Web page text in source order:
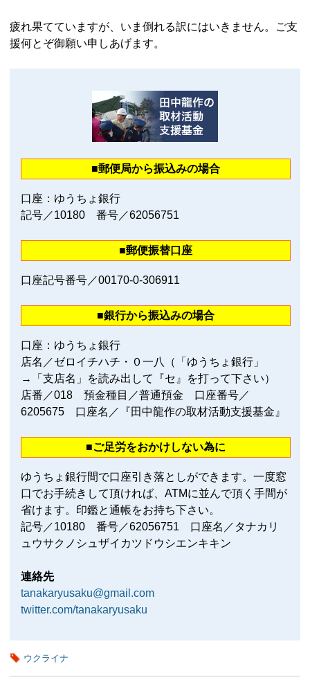
疲れ果てていますが、いま倒れる訳にはいきません。ご支
援何とぞ御願い申しあげます。
■郵便局から振込みの場合
口座：ゆうちょ銀行
記号／10180 番号／62056751
■郵便振替口座
口座記号番号／00170‐0‐306911
■銀行から振込みの場合
口座：ゆうちょ銀行
店名／ゼロイチハチ・０一八（「ゆうちょ銀行」
→「支店名」を読み出して『セ』を打って下さい）
店番／018 預金種目／普通預金 口座番号／
6205675 口座名／『田中龍作の取材活動支援基金』
■ご足労をおかけしない為に
ゆうちょ銀行間で口座引き落としができます。一度窓
口でお手続きして頂ければ、ATMに並んで頂く手間が
省けます。印鑑と通帳をお持ち下さい。
記号／10180 番号／62056751 口座名／タナカリ
ュウサクノシュザイカツドウシエンキキン
連絡先
tanakaryusaku@gmail.com
twitter.com/tanakaryusaku
ウクライナ